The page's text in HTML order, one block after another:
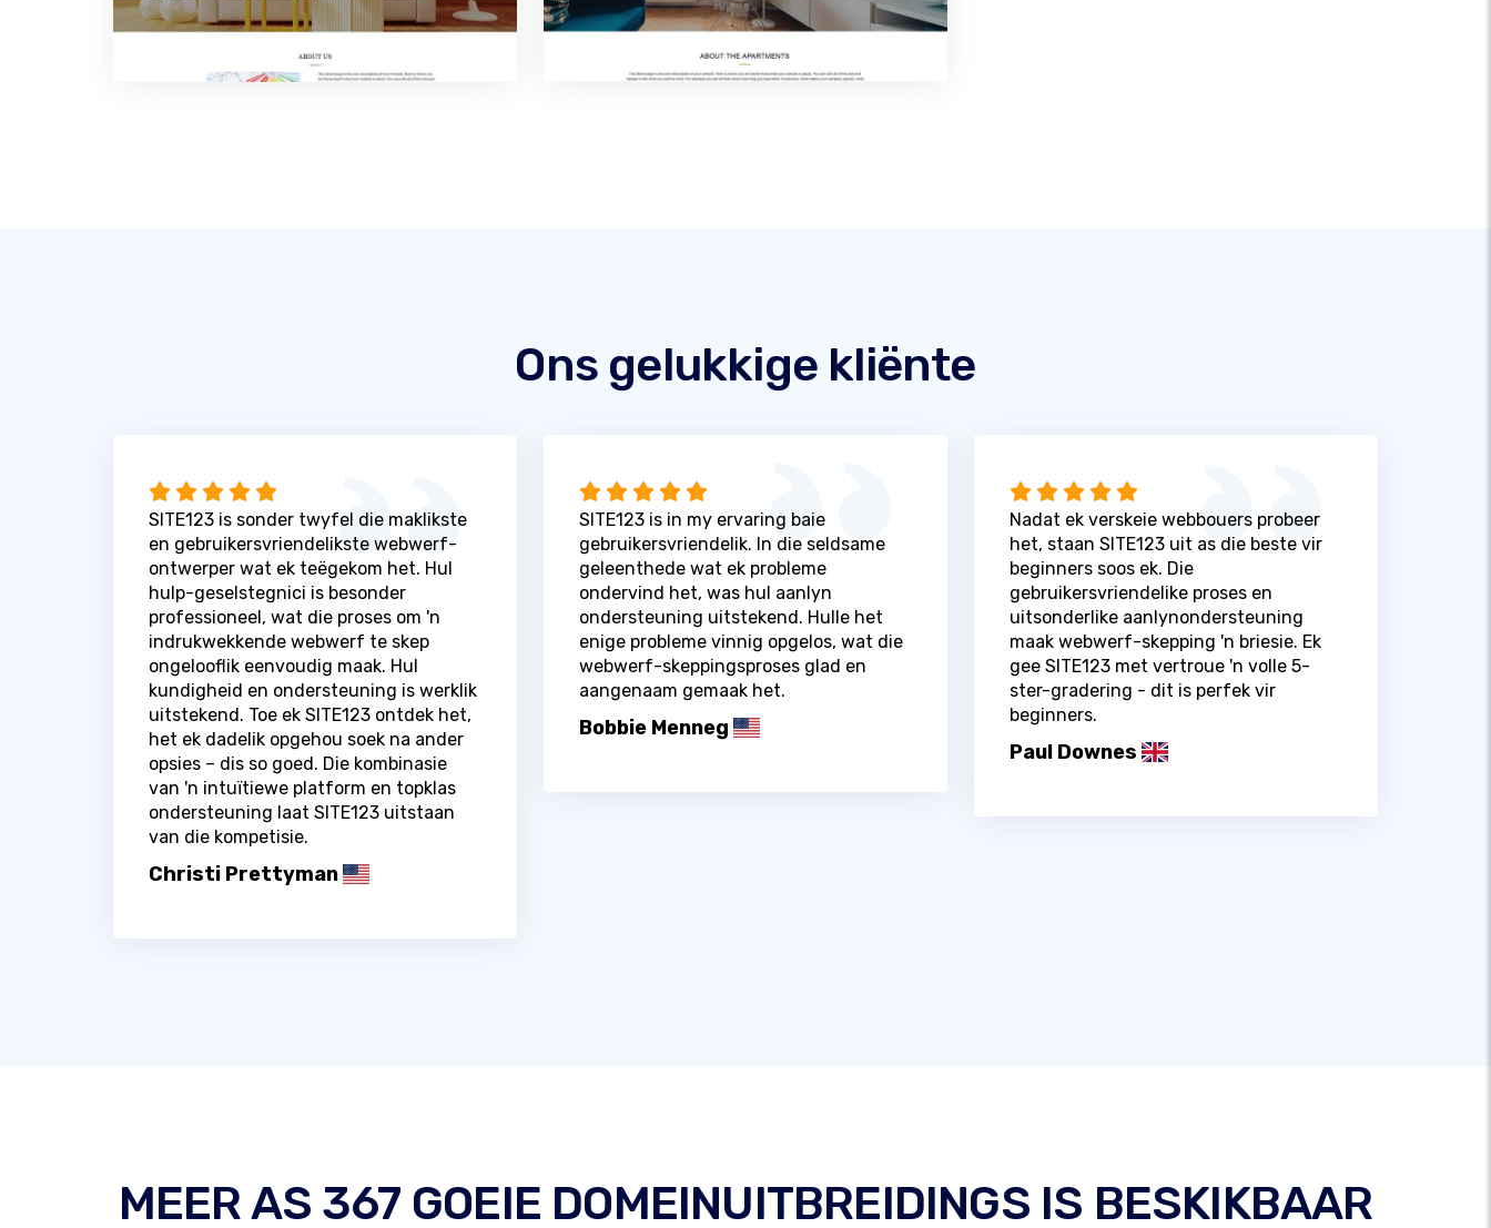
Ons gelukkige kliënte
SITE123 is sonder twyfel die maklikste
en gebruikersvriendelikste webwerf-
ontwerper wat ek teëgekom het. Hul
hulp-geselstegnici is besonder
professioneel, wat die proses om 'n
indrukwekkende webwerf te skep
ongelooflik eenvoudig maak. Hul
kundigheid en ondersteuning is werklik
uitstekend. Toe ek SITE123 ontdek het,
het ek dadelik opgehou soek na ander
opsies – dis so goed. Die kombinasie
van 'n intuïtiewe platform en topklas
ondersteuning laat SITE123 uitstaan ​​
van die kompetisie.
Christi Prettyman
SITE123 is in my ervaring baie
gebruikersvriendelik. In die seldsame
geleenthede wat ek probleme
ondervind het, was hul aanlyn
ondersteuning uitstekend. Hulle het
enige probleme vinnig opgelos, wat die
webwerf-skeppingsproses glad en
aangenaam gemaak het.
Bobbie Menneg
Nadat ek verskeie webbouers probeer
het, staan ​​SITE123 uit as die beste vir
beginners soos ek. Die
gebruikersvriendelike proses en
uitsonderlike aanlynondersteuning
maak webwerf-skepping 'n briesie. Ek
gee SITE123 met vertroue 'n volle 5-
ster-gradering - dit is perfek vir
beginners.
Paul Downes
MEER AS 367 GOEIE DOMEINUITBREIDINGS IS BESKIKBAAR